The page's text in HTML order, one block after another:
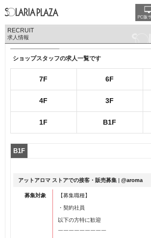
RECRUIT
求人情報
ショップスタッフの求人一覧です
7F 6F
4F 3F
1F B1F
B1F
アットアロマ ストアでの接客・販売募集 | @aroma
募集対象 【募集職種】
・契約社員
以下の方特に歓迎
￣￣￣￣￣￣￣￣￣